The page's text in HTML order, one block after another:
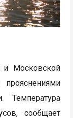
Московской
сообщает